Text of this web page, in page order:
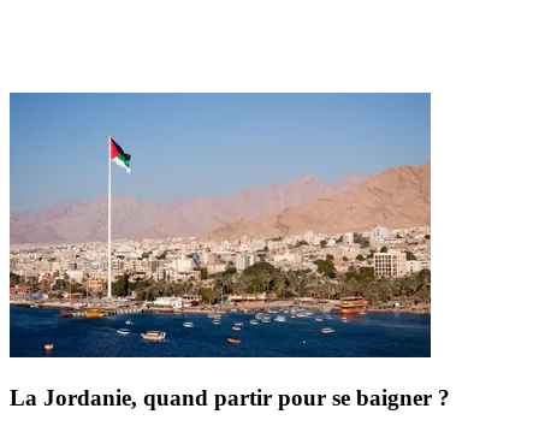
La Jordanie, quand partir pour se baigner ?